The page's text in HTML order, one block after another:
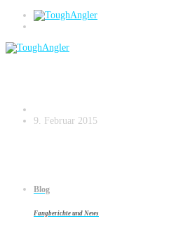
Blog
Fangberichte und News
Mit Strategie und
9. Februar 2015